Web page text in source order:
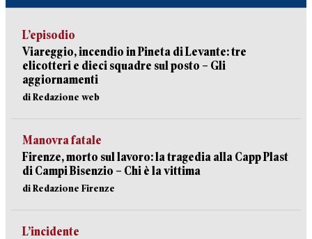
L’episodio
Viareggio, incendio in Pineta di Levante: tre
elicotteri e dieci squadre sul posto – Gli
aggiornamenti
di Redazione web
Manovra fatale
Firenze, morto sul lavoro: la tragedia alla Capp Plast
di Campi Bisenzio – Chi è la vittima
di Redazione Firenze
L’incidente